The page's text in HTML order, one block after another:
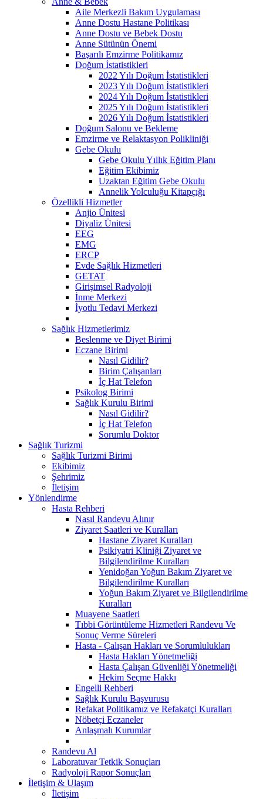
Aile Merkezli Bakım Uygulaması
Anne Dostu Hastane Politikası
Anne Dostu ve Bebek Dostu
Anne Sütünün Önemi
Başarılı Emzirme Politikamız
Doğum İstatistikleri
2022 Yılı Doğum İstatistikleri
2023 Yılı Doğum İstatistikleri
2024 Yılı Doğum İstatistikleri
2025 Yılı Doğum İstatistikleri
2026 Yılı Doğum İstatistikleri
Doğum Salonu ve Bekleme
Emzirme ve Relaktasyon Polikliniği
Gebe Okulu
Gebe Okulu Yıllık Eğitim Planı
Eğitim Ekibimiz
Uzaktan Eğitim Gebe Okulu
Annelik Yolculuğu Kitapçığı
Özellikli Hizmetler
Anjio Ünitesi
Diyaliz Ünitesi
EEG
EMG
ERCP
Evde Sağlık Hizmetleri
GETAT
Girişimsel Radyoloji
İnme Merkezi
İyotlu Tedavi Merkezi
Sağlık Hizmetlerimiz
Beslenme ve Diyet Birimi
Eczane Birimi
Nasıl Gidilir?
Birim Çalışanları
İç Hat Telefon
Psikolog Birimi
Sağlık Kurulu Birimi
Nasıl Gidilir?
İç Hat Telefon
Sorumlu Doktor
Sağlık Turizmi
Sağlık Turizmi Birimi
Ekibimiz
Şehrimiz
İletişim
Yönlendirme
Hasta Rehberi
Nasıl Randevu Alınır
Ziyaret Saatleri ve Kuralları
Hastane Ziyaret Kuralları
Psikiyatri Kliniği Ziyaret ve
Bilgilendirilme Kuralları
Yenidoğan Yoğun Bakım Ziyaret ve
Bilgilendirilme Kuralları
Yoğun Bakım Ziyaret ve Bilgilendirilme
Kuralları
Muayene Saatleri
Tıbbi Görüntüleme Hizmetleri Randevu Ve
Sonuç Verme Süreleri
Hasta - Çalışan Hakları ve Sorumlulukları
Hasta Hakları Yönetmeliği
Hasta Çalışan Güvenliği Yönetmeliği
Hekim Seçme Hakkı
Engelli Rehberi
Sağlık Kurulu Başvurusu
Refakat Politikamız ve Refakatçi Kuralları
Nöbetçi Eczaneler
Anlaşmalı Kurumlar
Randevu Al
Laboratuvar Tetkik Sonuçları
Radyoloji Rapor Sonuçları
İletişim & Ulaşım
İletişim